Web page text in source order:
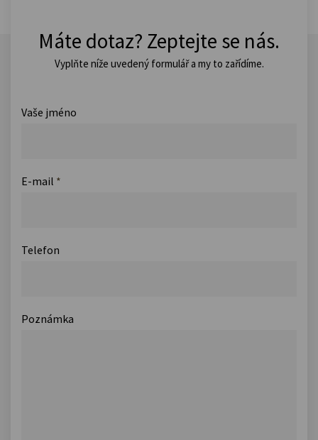
Máte dotaz? Zeptejte se nás.
Vyplňte níže uvedený formulář a my to zařídíme.
Vaše jméno
E-mail *
Telefon
Poznámka